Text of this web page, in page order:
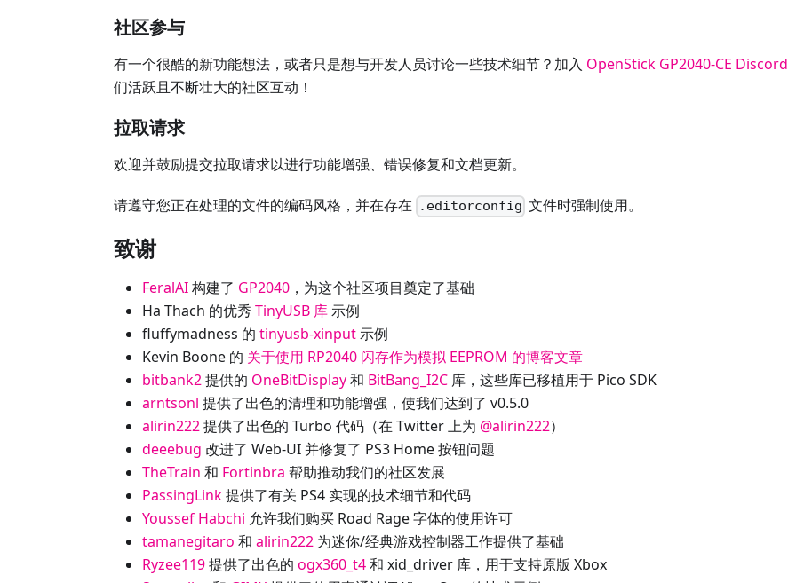
社区参与
有一个很酷的新功能想法，或者只是想与开发人员讨论一些技术细节？加入 OpenStick GP2040-CE Discord
们活跃且不断壮大的社区互动！
拉取请求
欢迎并鼓励提交拉取请求以进行功能增强、错误修复和文档更新。
请遵守您正在处理的文件的编码风格，并在存在 .editorconfig 文件时强制使用。
致谢
FeralAI构建了 GP2040 ，为这个社区项目奠定了基础
Ha Thach 的优秀 TinyUSB 库示例
fluffymadness 的 tinyusb-xinput示例
Kevin Boone 的 关于使用 RP2040 闪存作为模拟 EEPROM 的博客文章
bitbank2提供的 OneBitDisplay和 BitBang_I2C 库，这些库已移植用于 Pico SDK
arntsonl 提供了出色的清理和功能增强，使我们达到了 v0.5.0
alirin222提供了出色的 Turbo 代码（在 Twitter 上为 @alirin222）
deeebug 改进了 Web-UI 并修复了 PS3 Home 按钮问题
TheTrain 和 Fortinbra 帮助推动我们的社区发展
PassingLink提供了有关 PS4 实现的技术细节和代码
Youssef Habchi 允许我们购买 Road Rage 字体的使用许可
tamanegitaro 和 alirin222 为迷你/经典游戏控制器工作提供了基础
Ryzee119提供了出色的 ogx360_t4和 xid_driver 库，用于支持原版 Xbox